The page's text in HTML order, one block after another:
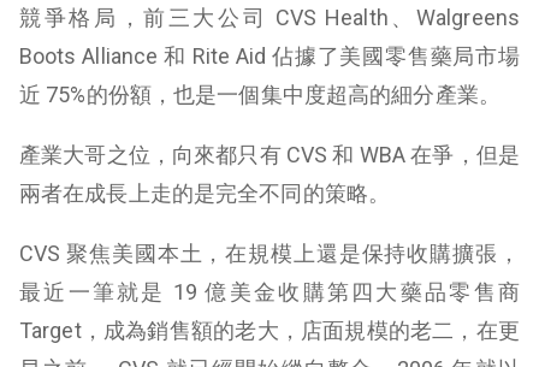
競爭格局，前三大公司 CVS Health、Walgreens
Boots Alliance 和 Rite Aid 佔據了美國零售藥局市場
近 75%的份額，也是一個集中度超高的細分產業。
產業大哥之位，向來都只有 CVS 和 WBA 在爭，但是
兩者在成長上走的是完全不同的策略。
CVS 聚焦美國本土，在規模上還是保持收購擴張，
最近一筆就是 19 億美金收購第四大藥品零售商
Target，成為銷售額的老大，店面規模的老二，在更